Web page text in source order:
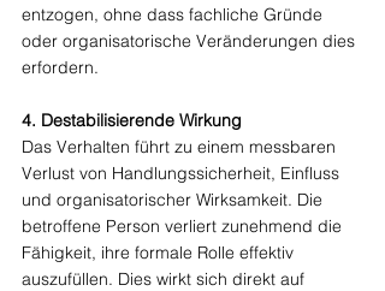
entzogen, ohne dass fachliche Gründe
oder organisatorische Veränderungen dies
erfordern.
4. Destabilisierende Wirkung
Das Verhalten führt zu einem messbaren
Verlust von Handlungssicherheit, Einfluss
und organisatorischer Wirksamkeit. Die
betroffene Person verliert zunehmend die
Fähigkeit, ihre formale Rolle effektiv
auszufüllen. Dies wirkt sich direkt auf